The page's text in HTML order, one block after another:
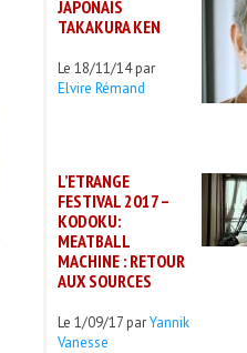
JAPONAIS
TAKAKURA KEN
Le 18/11/14 par
Elvire Rémand
L’ETRANGE
FESTIVAL 2017 –
KODOKU:
MEATBALL
MACHINE : RETOUR
AUX SOURCES
Le 1/09/17 parYannik
Vanesse